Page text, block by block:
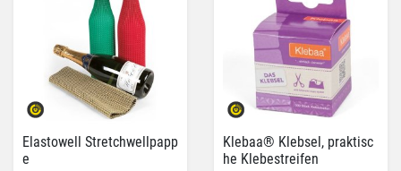
Elastowell Stretchwellpapp
e
Klebaa® Klebsel, praktisc
he Klebestreifen